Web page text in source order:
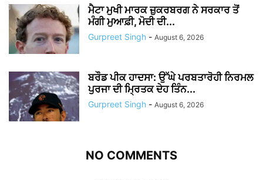
ਮੈਟਾ ਮੁਖੀ ਮਾਰਕ ਜ਼ੁਕਰਬਰਗ ਨੇ ਸਰਕਾਰ ਤੋਂ
ਮੰਗੀ ਮੁਆਫ਼ੀ, ਮੋਦੀ ਦੀ...
Gurpreet Singh - August 6, 2026
ਬਰੌਡ ਪੀਕ ਹਾਦਸਾ: ਉੱਘੇ ਪਰਬਤਾਰੋਹੀ ਨਿਰਮਲ
ਪੁਰਜਾ ਦੀ ਮ੍ਰਿਤਕ ਦੇਹ ਤਿੰਨ...
Gurpreet Singh - August 6, 2026
NO COMMENTS